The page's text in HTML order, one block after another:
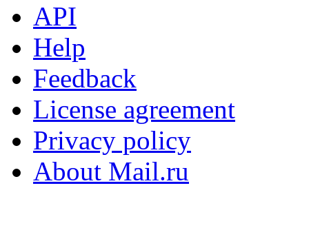
API
Help
Feedback
License agreement
Privacy policy
About Mail.ru